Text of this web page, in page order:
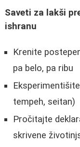
Saveti za lakši
ishranu
Krenite
pa belo, pa ribu
tempeh, seitan)
Pročitajte
skrivene